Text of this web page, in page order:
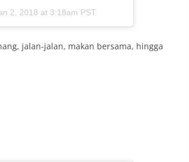
2, 2018 at 3:18am PST
jalan-jalan, makan bersama, hingga